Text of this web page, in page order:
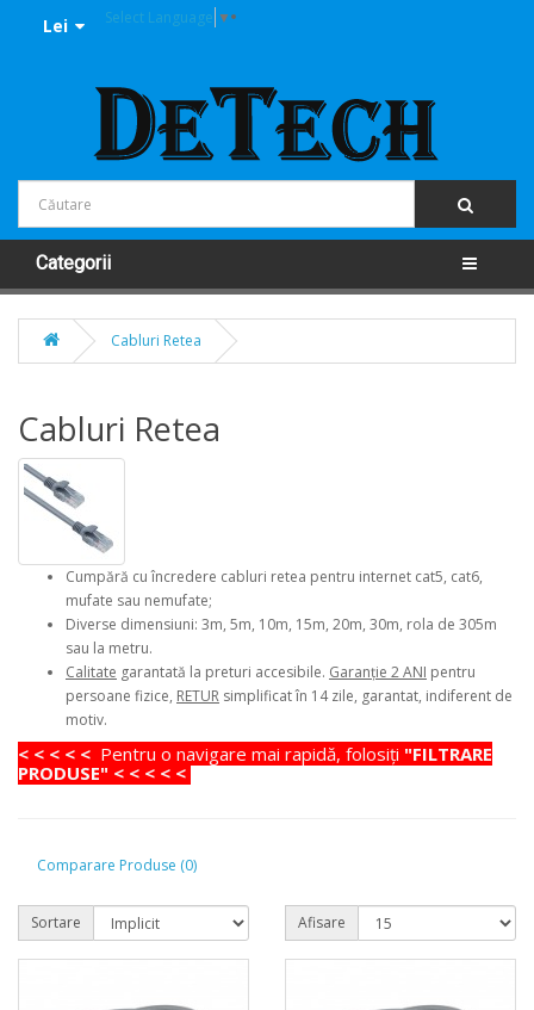
Lei Select Language ▼
Categorii
Cabluri Retea
Cabluri Retea
Cumpără cu încredere cabluri retea pentru internet cat5, cat6,
mufate sau nemufate;
Diverse dimensiuni: 3m, 5m, 10m, 15m, 20m, 30m, rola de 305m
sau la metru.
Calitate garantată la preturi accesibile. Garanție 2 ANI pentru
persoane fizice, RETUR simplificat în 14 zile, garantat, indiferent de
motiv.
< < < < < Pentru o navigare mai rapidă, folosiţi "FILTRARE
PRODUSE" < < < < <
Comparare Produse (0)
Sortare Afisare